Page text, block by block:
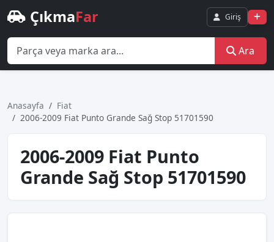
ÇıkmaFar Giriş
Ara
Anasayfa
Fiat
2006-2009 Fiat Punto Grande Sağ Stop 51701590
2006-2009 Fiat Punto
Grande Sağ Stop 51701590